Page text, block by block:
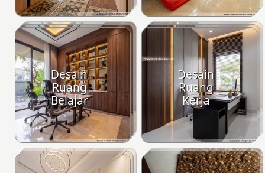
Desain
Ruang
Belajar
Desain
Ruang
Kerja